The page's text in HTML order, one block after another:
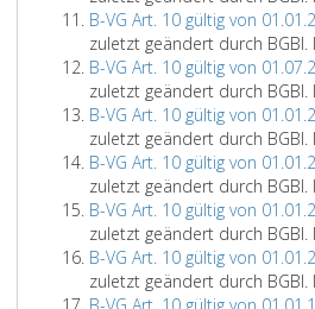
B-VG Art. 10 gültig von
zuletzt geändert durch BGBl.
B-VG Art. 10 gültig von
zuletzt geändert durch BGBl.
B-VG Art. 10 gültig von
zuletzt geändert durch BGBl.
B-VG Art. 10 gültig von
zuletzt geändert durch BGBl.
B-VG Art. 10 gültig von
zuletzt geändert durch BGBl.
B-VG Art. 10 gültig von
zuletzt geändert durch BGBl.